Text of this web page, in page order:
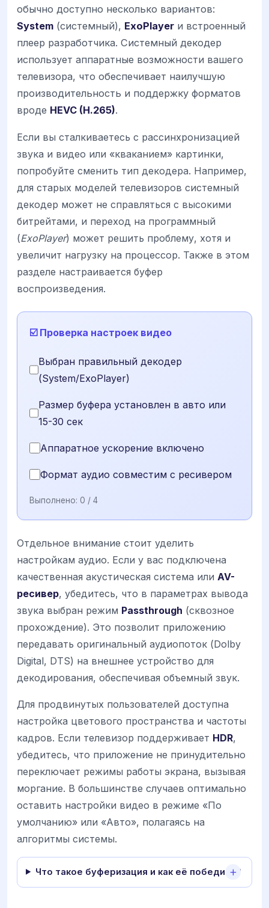
обычно доступно несколько вариантов:
System (системный), ExoPlayer и встроенный
плеер разработчика. Системный декодер
использует аппаратные возможности вашего
телевизора, что обеспечивает наилучшую
производительность и поддержку форматов
вроде HEVC (H.265).
Если вы сталкиваетесь с рассинхронизацией
звука и видео или «кваканием» картинки,
попробуйте сменить тип декодера. Например,
для старых моделей телевизоров системный
декодер может не справляться с высокими
битрейтами, и переход на программный
(ExoPlayer) может решить проблему, хотя и
увеличит нагрузку на процессор. Также в этом
разделе настраивается буфер
воспроизведения.
☑️ Проверка настроек видео
Выбран правильный декодер
(System/ExoPlayer)
Размер буфера установлен в авто или
15-30 сек
Аппаратное ускорение включено
Формат аудио совместим с ресивером
Выполнено: 0 / 4
Отдельное внимание стоит уделить
настройкам аудио. Если у вас подключена
качественная акустическая система или AV-
ресивер, убедитесь, что в параметрах вывода
звука выбран режим Passthrough (сквозное
прохождение). Это позволит приложению
передавать оригинальный аудиопоток (Dolby
Digital, DTS) на внешнее устройство для
декодирования, обеспечивая объемный звук.
Для продвинутых пользователей доступна
настройка цветового пространства и частоты
кадров. Если телевизор поддерживает HDR,
убедитесь, что приложение не принудительно
переключает режимы работы экрана, вызывая
моргание. В большинстве случаев оптимально
оставить настройки видео в режиме «По
умолчанию» или «Авто», полагаясь на
алгоритмы системы.
Что такое буферизация и как её победить?